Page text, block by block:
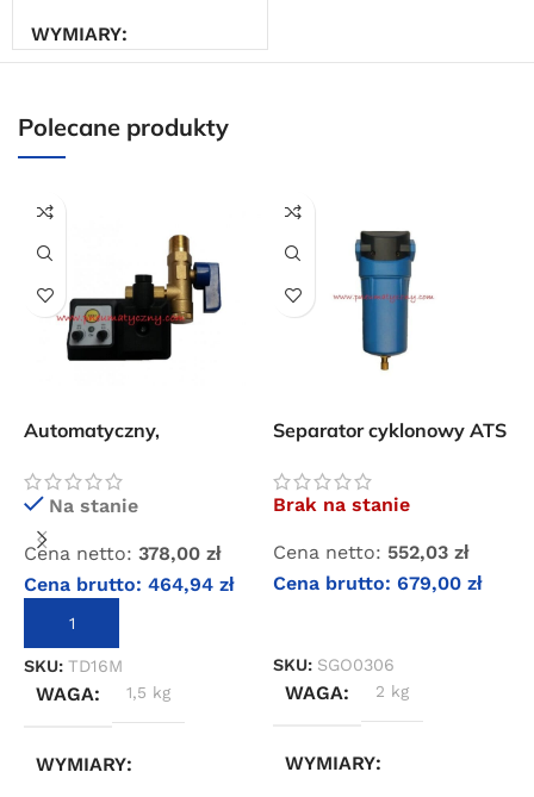
WYMIARY
Polecane produkty
Automatyczny,
kondensatu TD 16M
Na stanie
Cena netto: 378,00 zł
Cena brutto: 464,94 zł
DODAJ DO KOSZYKA
SKU: TD16M
WAGA 1,5 kg
WYMIARY
Separator cyklonowy ATS
Brak na stanie
Cena netto: 552,03 zł
Cena brutto: 679,00 zł
SKU: SGO0306
WAGA 2 kg
WYMIARY